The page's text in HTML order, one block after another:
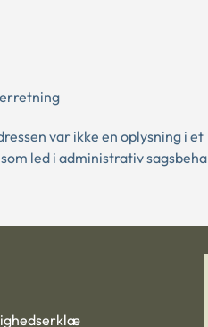
var ikke en oplysning i et
led i administrativ